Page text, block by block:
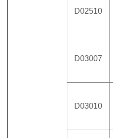
D02510
D03007
D03010